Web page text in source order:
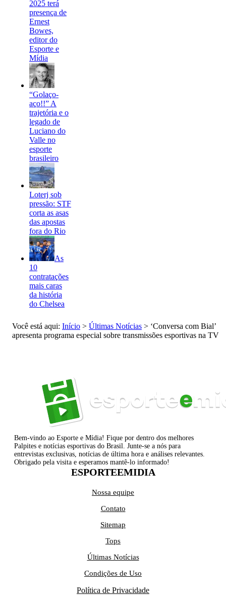
2025 terá
presença de
Ernest
Bowes,
editor do
Esporte e
Mídia
“Golaço-
aço!!” A
trajetória e o
legado de
Luciano do
Valle no
esporte
brasileiro
Loterj sob
pressão: STF
corta as asas
das apostas
fora do Rio
As
10
contratações
mais caras
da história
do Chelsea
Você está aqui: Início > Últimas Notícias > ‘Conversa com Bial’
apresenta programa especial sobre transmissões esportivas na TV
Bem-vindo ao Esporte e Mídia! Fique por dentro dos melhores
Palpites e notícias esportivas do Brasil. Junte-se a nós para
entrevistas exclusivas, notícias de última hora e análises relevantes.
Obrigado pela visita e esperamos mantê-lo informado!
ESPORTEEMIDIA
Nossa equipe
Contato
Sitemap
Tops
Últimas Notícias
Condições de Uso
Política de Privacidade